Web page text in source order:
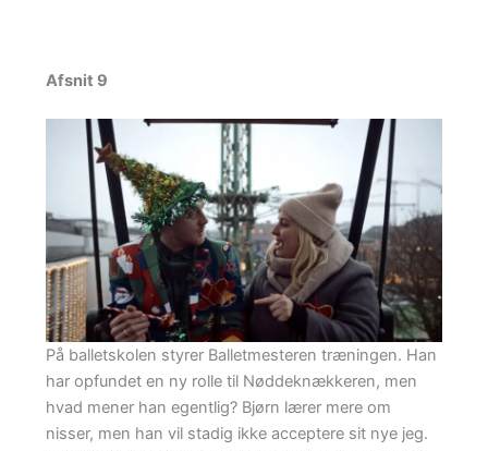
Afsnit 9
På balletskolen styrer Balletmesteren træningen. Han
har opfundet en ny rolle til Nøddeknækkeren, men
hvad mener han egentlig? Bjørn lærer mere om
nisser, men han vil stadig ikke acceptere sit nye jeg.